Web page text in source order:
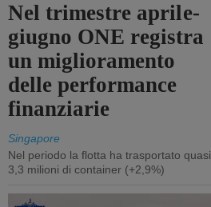
Nel trimestre aprile-
giugno ONE registra
un miglioramento
delle performance
finanziarie
Singapore
Nel periodo la flotta ha trasportato quasi
3,3 milioni di container (+2,9%)